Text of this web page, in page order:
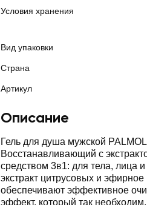
Условия хранения
Вид упаковки
Страна
Артикул
Описание
Гель для душа мужской
Восстанавливающий с
средством 3в1: для тела, лица
экстракт цитрусовых и
обеспечивают эффективное
эффект, который так